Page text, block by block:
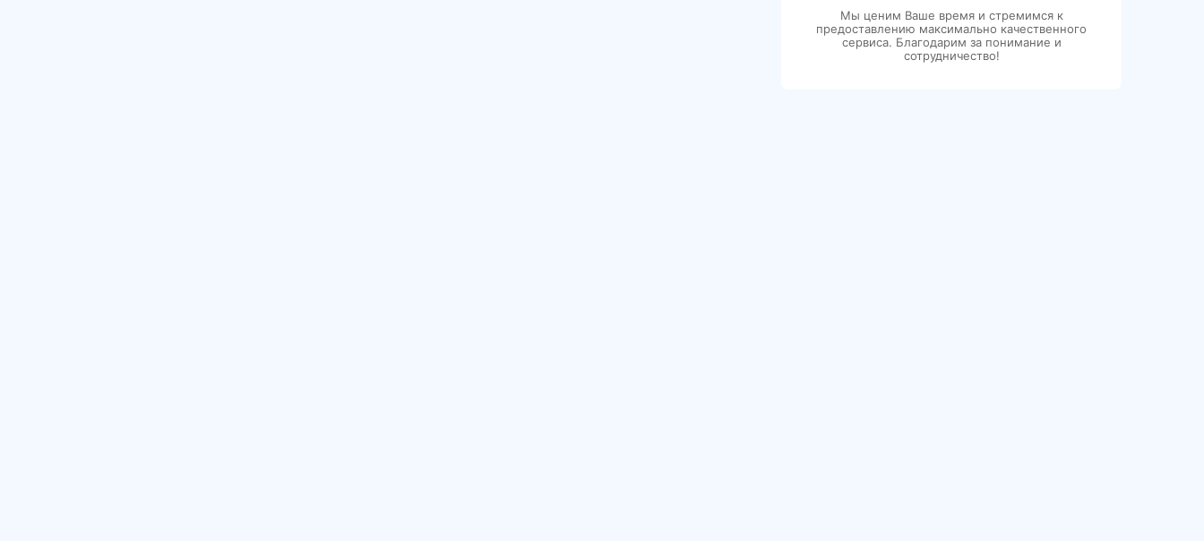
Мы ценим Ваше время и стремимся к
предоставлению максимально качественного
сервиса. Благодарим за понимание и
сотрудничество!